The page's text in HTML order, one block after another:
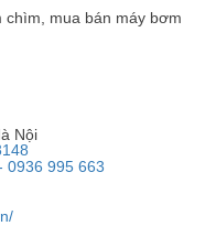
mua bán máy bơm
Nội
0936 995 663